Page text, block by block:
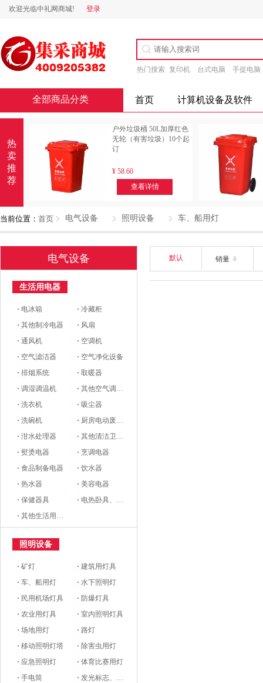
欢迎光临中礼网商城! 登录
热门搜索 复印机 台式电脑 手提电脑
全部商品分类 首页 计算机设备及软件
热
卖
推
荐
户外垃圾桶 50L加厚红色
无轮（有害垃圾）10个起
订
¥ 58.60
查看详情
当前位置： 首页 电气设备 照明设备 车、船用灯
电气设备
生活用电器
· 电冰箱 ·冷藏柜
·其他制冷电器 · 风扇
·通风机 · 空调机
· 空气滤洁器 · 空气净化设备
·排烟系统 ·取暖器
·调湿调温机 ·其他空气调节电器
·洗衣机 ·吸尘器
·洗碗机 · 厨房电动废物处理器
·泔水处理器 ·其他清洁卫生电器
·熨烫电器 ·烹调电器
·食品制备电器 ·饮水器
·热水器 ·美容电器
·保健器具 · 电热卧具、服装
·其他生活用电器
照明设备
·矿灯 ·建筑用灯具
·车、船用灯 ·水下照明灯
· 民用机场灯具 · 防爆灯具
·农业用灯具 ·室内照明灯具
·场地用灯 · 路灯
·移动照明灯塔 · 除害虫用灯
· 应急照明灯 ·体育比赛用灯
·手电筒 ·发光标志、铭牌
默认 销量